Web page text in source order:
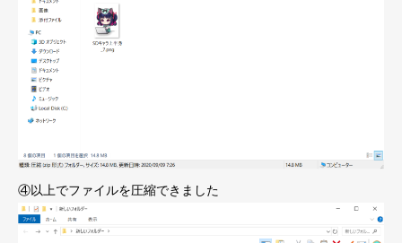
④以上でファイルを圧縮できました